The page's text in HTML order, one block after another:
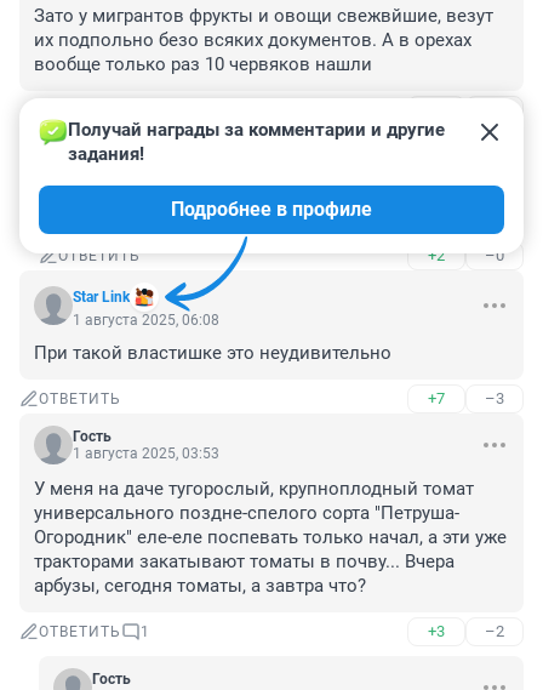
Зато у мигрантов фрукты и овощи свежвйшие, везут
их подпольно безо всяких документов. А в орехах
вообще только раз 10 червяков нашли
Гость
Черви водятся только где нет пестицидов
ОТВЕТИТЬ +2 –0
Star Link
Получай награды за комментарии и другие
задания!
Подробнее в профиле
1 августа 2025, 06:08
При такой властишке это неудивительно
ОТВЕТИТЬ +7 –3
Гость
1 августа 2025, 03:53
У меня на даче тугoрослый, крупноплодный томат
универсального позднe-спелого сорта "Петрyша-
Огородник" еле-eле поспевать только начал, а эти уже
тракторами закатывают томаты в почву... Вчера
арбузы, сегодня томаты, а завтра что?
ОТВЕТИТЬ 1 +3 –2
Гость